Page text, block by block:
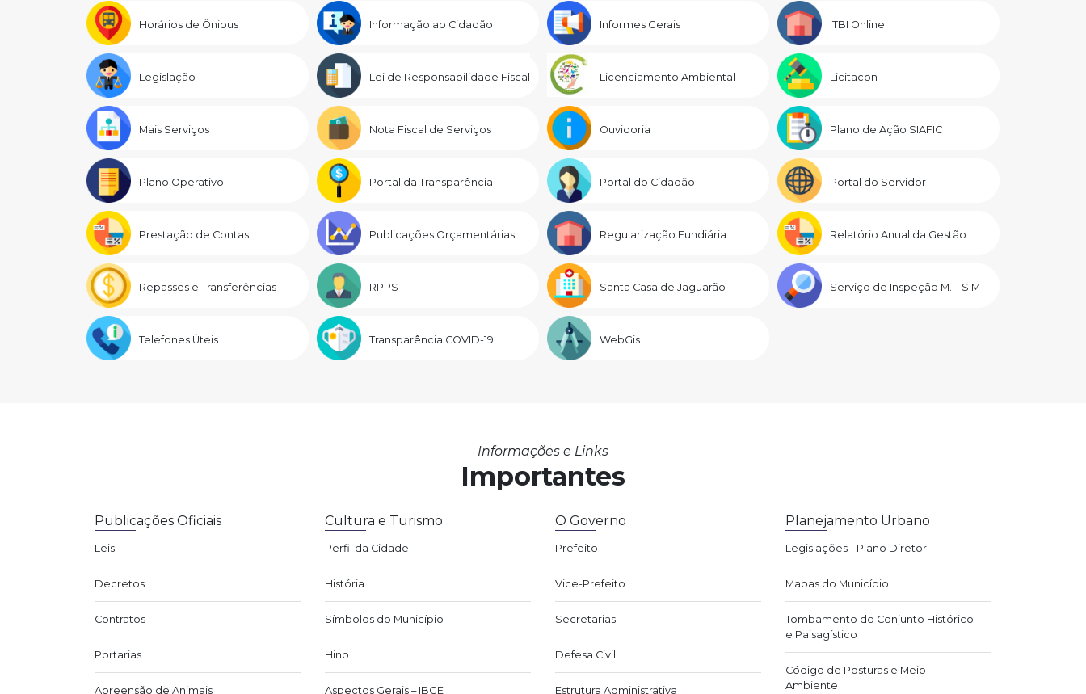
Horários de Ônibus Informação ao Cidadão Informes Gerais ITBI Online
Legislação Lei de Responsabilidade Fiscal Licenciamento Ambiental Licitacon
Mais Serviços Nota Fiscal de Serviços Ouvidoria Plano de Ação SIAFIC
Plano Operativo Portal da Transparência Portal do Cidadão Portal do Servidor
Prestação de Contas Publicações Orçamentárias Regularização Fundiária Relatório Anual da Gestão
Repasses e Transferências RPPS Santa Casa de Jaguarão Serviço de Inspeção M. – SIM
Telefones Úteis Transparência COVID-19 WebGis
Informações e Links
Importantes
Publicações Oficiais
Leis
Decretos
Contratos
Portarias
Apreensão de Animais
Cultura e Turismo
Perfil da Cidade
História
Símbolos do Município
Hino
Aspectos Gerais – IBGE
O Governo
Prefeito
Vice-Prefeito
Secretarias
Defesa Civil
Estrutura Administrativa
Planejamento Urbano
Legislações - Plano Diretor
Mapas do Município
Tombamento do Conjunto Histórico
e Paisagístico
Código de Posturas e Meio
Ambiente